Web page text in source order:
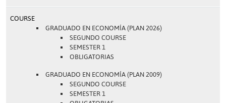
COURSE
GRADUADO EN ECONOMÍA (PLAN 2026)
SEGUNDO COURSE
SEMESTER 1
OBLIGATORIAS
GRADUADO EN ECONOMÍA (PLAN 2009)
SEGUNDO COURSE
SEMESTER 1